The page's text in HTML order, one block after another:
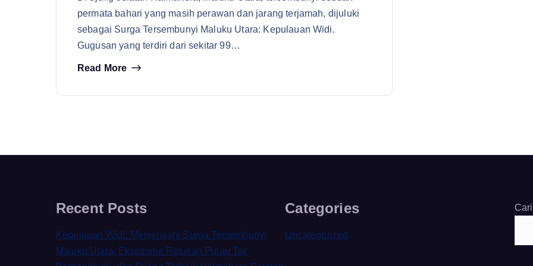
permata bahari yang masih perawan dan jarang terjamah, dijuluki
sebagai Surga Tersembunyi Maluku Utara: Kepulauan Widi.
Gugusan yang terdiri dari sekitar 99…
Read More
Recent Posts
Kepulauan Widi: Menjelajahi Surga Tersembunyi
Maluku Utara, Eksotisme Ratusan Pulau Tak
Categories
Uncategorized
Cari